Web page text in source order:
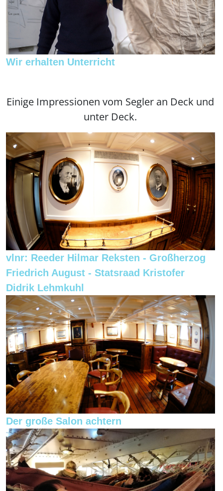
Wir erhalten Unterricht
Einige Impressionen vom Segler an Deck und
unter Deck.
vlnr: Reeder Hilmar Reksten - Großherzog
Friedrich August - Statsraad Kristofer
Didrik Lehmkuhl
Der große Salon achtern